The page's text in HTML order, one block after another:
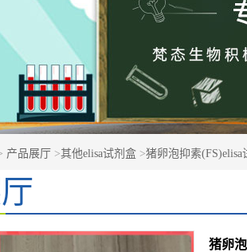
产品展厅 >其他elisa试剂盒 >猪卵泡抑素(FS)elisa
猪卵